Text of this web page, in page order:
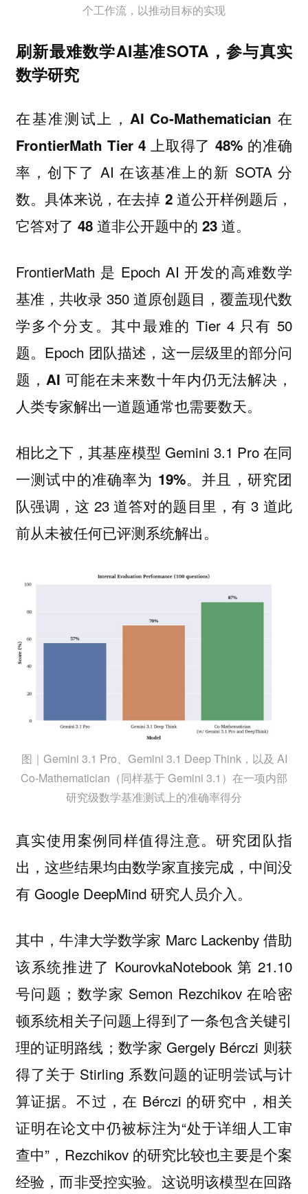
个工作流，以推动目标的实现
刷新最难数学AI基准SOTA，参与真实
数学研究
在基准测试上， AI Co-Mathematician 在
FrontierMath Tier 4 上取得了 48% 的准确
率 ，创下了 AI 在该基准上的新 SOTA 分
数。具体来说，在去掉 2 道公开样例题后，
它答对了 48 道非公开题中的 23 道。
FrontierMath 是 Epoch AI 开发的高难数学
基准，共收录 350 道原创题目，覆盖现代数
学多个分支。其中最难的 Tier 4 只有 50
题。Epoch 团队描述，这一层级里的部分问
题， AI 可能在未来数十年内仍无法解决，
人类专家解出一道题通常也需要数天。
相比之下，其基座模型 Gemini 3.1 Pro 在同
一测试中的准确率为 19%。并且，研究团
队强调，这 23 道答对的题目里，有 3 道此
前从未被任何已评测系统解出。
图｜Gemini 3.1 Pro、Gemini 3.1 Deep Think，以及 AI
Co-Mathematician（同样基于 Gemini 3.1）在一项内部
研究级数学基准测试上的准确率得分
真实使用案例同样值得注意。研究团队指
出，这些结果均由数学家直接完成，中间没
有 Google DeepMind 研究人员介入。
其中，牛津大学数学家 Marc Lackenby 借助
该系统推进了 KourovkaNotebook 第 21.10
号问题；数学家 Semon Rezchikov 在哈密
顿系统相关子问题上得到了一条包含关键引
理的证明路线；数学家 Gergely Bérczi 则获
得了关于 Stirling 系数问题的证明尝试与计
算证据。不过，在 Bérczi 的研究中，相关
证明在论文中仍被标注为“处于详细人工审
查中”，Rezchikov 的研究比较也主要是个案
经验，而非受控实验。 这说明该模型在回路